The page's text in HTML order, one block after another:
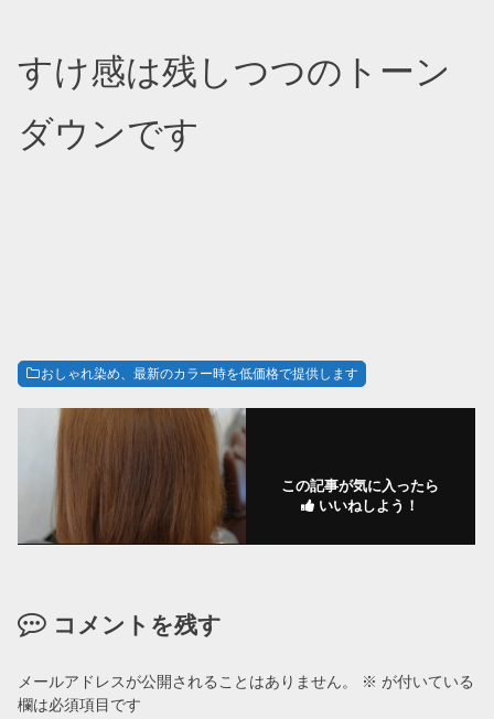
すけ感は残しつつのトーン
ダウンです
おしゃれ染め、最新のカラー時を低価格で提供します
この記事が気に入ったら
いいねしよう！
コメントを残す
メールアドレスが公開されることはありません。 ※ が付いている
欄は必須項目です